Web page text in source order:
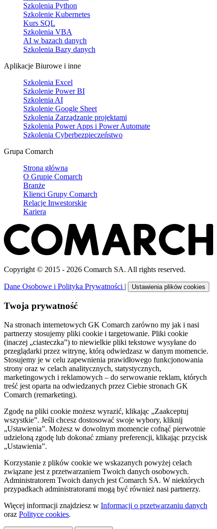
Szkolenia Python
Szkolenie Kubernetes
Kurs SQL
Szkolenia VBA
AI w bazach danych
Szkolenia Bazy danych
Aplikacje Biurowe i inne
Szkolenia Excel
Szkolenie Power BI
Szkolenia AI
Szkolenie Google Sheet
Szkolenia Zarządzanie projektami
Szkolenia Power Apps i Power Automate
Szkolenia Cyberbezpieczeństwo
Grupa Comarch
Strona główna
O Grupie Comarch
Branże
Klienci Grupy Comarch
Relacje Inwestorskie
Kariera
Copyright © 2015 - 2026 Comarch SA. All rights reserved.
Dane Osobowe i Polityka Prywatności | Ustawienia plików cookies
Twoja prywatność
Na stronach internetowych GK Comarch zarówno my jak i nasi
partnerzy stosujemy pliki cookie i targetowanie. Pliki cookie
(inaczej „ciasteczka”) to niewielkie pliki tekstowe wysyłane do
przeglądarki przez witrynę, którą odwiedzasz w danym momencie.
Stosujemy je w celu zapewnienia prawidłowego funkcjonowania
strony oraz w celach analitycznych, statystycznych,
marketingowych i reklamowych – do serwowanie reklam, których
treść jest oparta na odwiedzanych przez Ciebie stronach GK
Comarch (remarketing).
Zgodę na pliki cookie możesz wyrazić, klikając „Zaakceptuj
wszystkie”. Jeśli chcesz dostosować swoje wybory, kliknij
„Ustawienia”. Możesz w dowolnym momencie cofnąć pierwotnie
udzieloną zgodę lub dokonać zmiany preferencji, klikając przycisk
„Ustawienia”.
Korzystanie z plików cookie we wskazanych powyżej celach
związane jest z przetwarzaniem Twoich danych osobowych.
Administratorem Twoich danych jest Comarch SA. W niektórych
przypadkach administratorami mogą być również nasi partnerzy.
Więcej informacji znajdziesz w Informacji o przetwarzaniu danych
oraz Polityce cookies.